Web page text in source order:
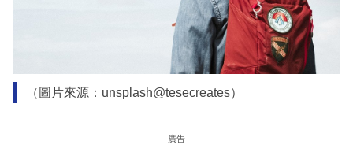
（圖片來源：unsplash@tesecreates）
廣告